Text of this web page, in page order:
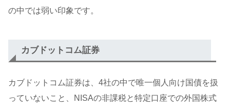
の中では弱い印象です。
カブドットコム証券
カブドットコム証券は、4社の中で唯一個人向け国債を扱
っていないこと、NISAの非課税と特定口座での外国株式